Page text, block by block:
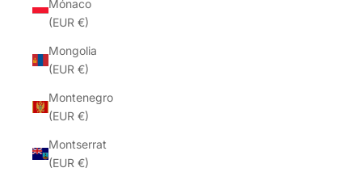
Mónaco
(EUR €)
Mongolia
(EUR €)
Montenegro
(EUR €)
Montserrat
(EUR €)